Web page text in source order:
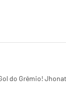
do Grêmio!